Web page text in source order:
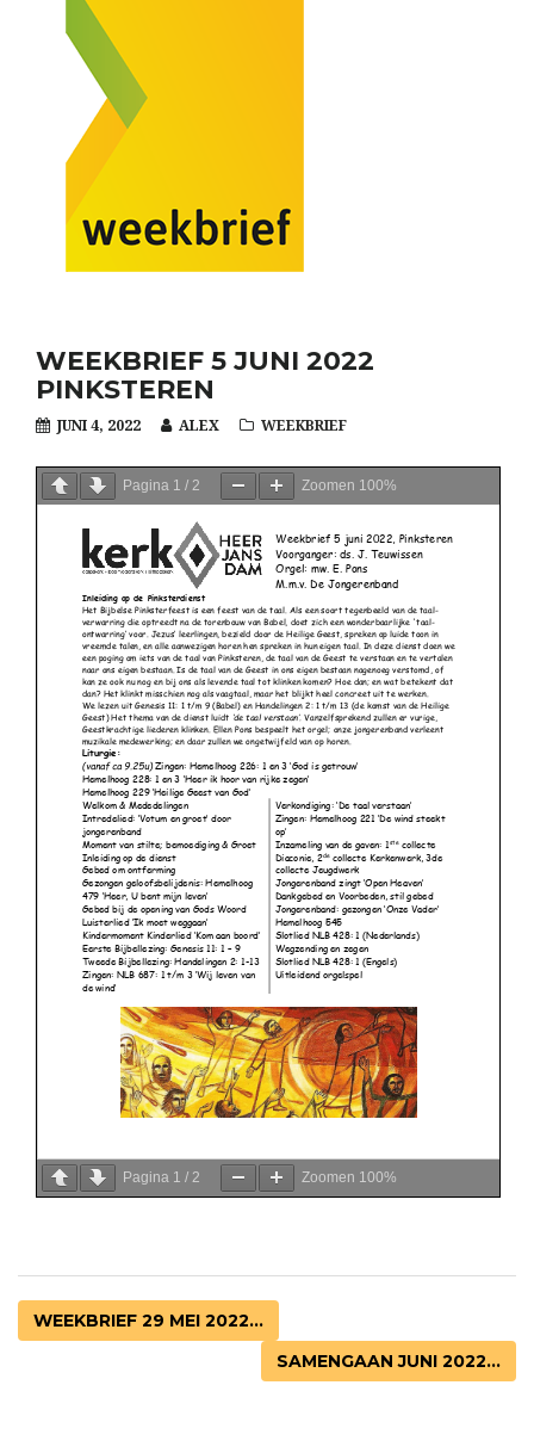
WEEKBRIEF 5 JUNI 2022
PINKSTEREN
JUNI 4, 2022 ALEX WEEKBRIEF
Pagina 1 / 2 Zoomen 100%
Pagina 1 / 2 Zoomen 100%
WEEKBRIEF 29 MEI 2022...
SAMENGAAN JUNI 2022...